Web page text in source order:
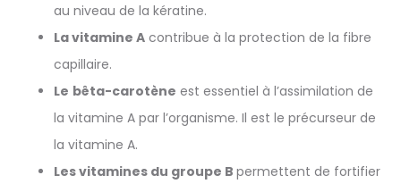
au niveau de la kératine.
La vitamine A contribue à la protection de la fibre
capillaire.
Le bêta-carotène est essentiel à l’assimilation de
la vitamine A par l’organisme. Il est le précurseur de
la vitamine A.
Les vitamines du groupe B permettent de fortifier